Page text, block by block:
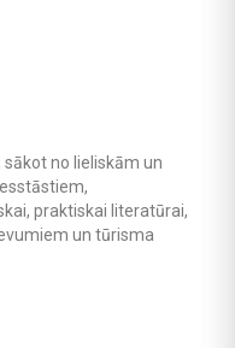
no lieliskām un
praktiskai literatūrai,
un tūrisma